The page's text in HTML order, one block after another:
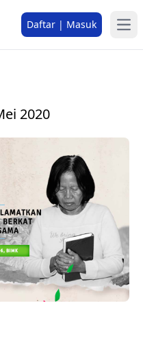
Daftar | Masuk
2020